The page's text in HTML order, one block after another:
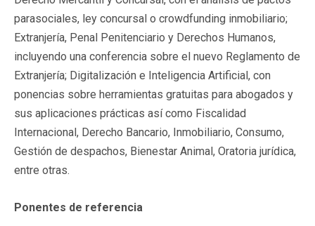
parasociales, ley concursal o crowdfunding inmobiliario;
Extranjería, Penal Penitenciario y Derechos Humanos,
incluyendo una conferencia sobre el nuevo Reglamento de
Extranjería; Digitalización e Inteligencia Artificial, con
ponencias sobre herramientas gratuitas para abogados y
sus aplicaciones prácticas así como Fiscalidad
Internacional, Derecho Bancario, Inmobiliario, Consumo,
Gestión de despachos, Bienestar Animal, Oratoria jurídica,
entre otras.
Ponentes de referencia